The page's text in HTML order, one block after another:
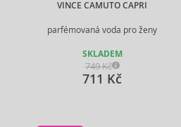
VINCE CAMUTO CAPRI
parfémovaná voda pro ženy
SKLADEM
749 Kč
711 Kč